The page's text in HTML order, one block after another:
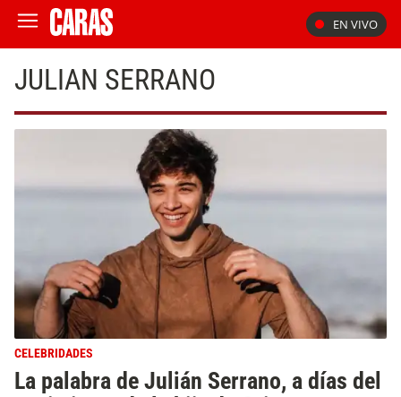
EN VIVO
JULIAN SERRANO
CELEBRIDADES
La palabra de Julián Serrano, a días del